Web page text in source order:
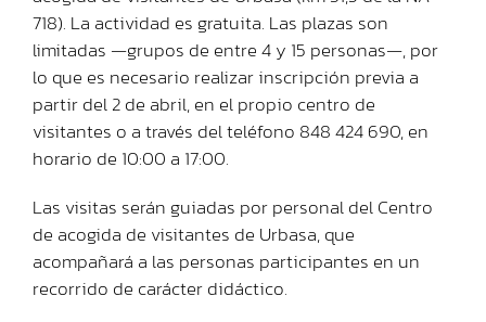
718). La actividad es gratuita. Las plazas son
limitadas —grupos de entre 4 y 15 personas—, por
lo que es necesario realizar inscripción previa a
partir del 2 de abril, en el propio centro de
visitantes o a través del teléfono 848 424 690, en
horario de 10:00 a 17:00.
Las visitas serán guiadas por personal del Centro
de acogida de visitantes de Urbasa, que
acompañará a las personas participantes en un
recorrido de carácter didáctico.